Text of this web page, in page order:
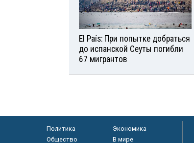
El País: При попытке добраться
до испанской Сеуты погибли
67 мигрантов
Политика
Экономика
Общество
В мире